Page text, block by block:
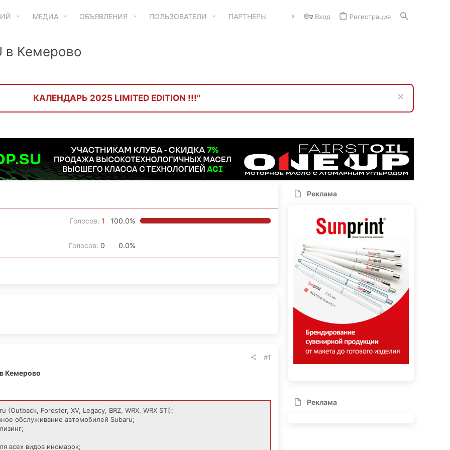
МЕДИА ОБЪЯВЛЕНИЯ ПОЛЬЗОВАТЕЛИ ПАРТНЕРЫ Вход Регистрация
в Кемерово
КАЛЕНДАРЬ 2025 LIMITED EDITION !!!"
Голосов: 1 100.0%
Голосов: 0 0.0%
#1
Кемерово
Forester, XV, Legacy, BRZ, WRX, WRX STI);
обслуживание автомобилей Subaru;
всех видов иномарок;
Реклама
Реклама